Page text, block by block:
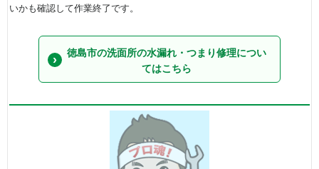
いかも確認して作業終了です。
徳島市の洗面所の水漏れ・つまり修理につい
てはこちら